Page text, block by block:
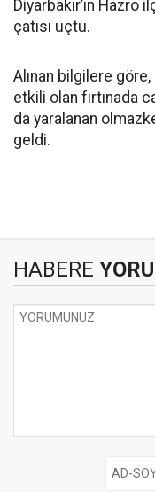
Diyarbakır’ın Hazro
çatısı uçtu.
Alınan bilgilere
etkili olan fırtınada
da yaralanan
geldi.
HABERE